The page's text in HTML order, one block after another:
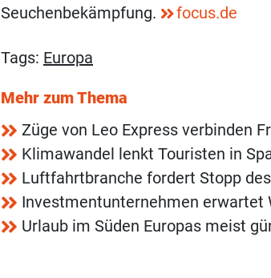
Seuchenbekämpfung.
focus.de
Tags: Europa
Mehr zum Thema
Züge von Leo Express verbinden
Klimawandel lenkt Touristen in
Luftfahrtbranche fordert Stopp
Investmentunternehmen erwartet
Urlaub im Süden Europas meist